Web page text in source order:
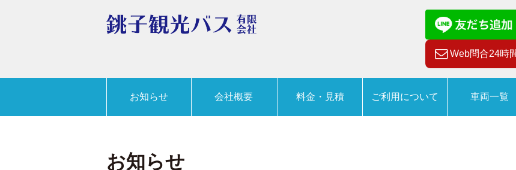
Web問合24時
お知らせ 会社概要 料金・見積 ご利用について 車両一覧
お知らせ